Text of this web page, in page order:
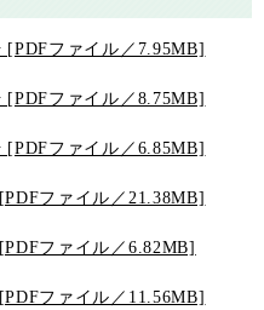
[PDFファイル／7.95MB]
[PDFファイル／8.75MB]
[PDFファイル／6.85MB]
ファイル／21.38MB]
ファイル／6.82MB]
ファイル／11.56MB]